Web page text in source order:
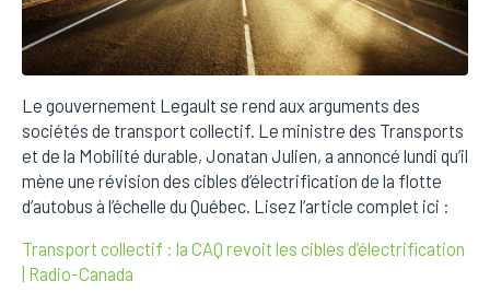
Le gouvernement Legault se rend aux arguments des
sociétés de transport collectif. Le ministre des Transports
et de la Mobilité durable, Jonatan Julien, a annoncé lundi qu’il
mène une révision des cibles d’électrification de la flotte
d’autobus à l’échelle du Québec. Lisez l’article complet ici :
Transport collectif : la CAQ revoit les cibles d’électrification
| Radio-Canada